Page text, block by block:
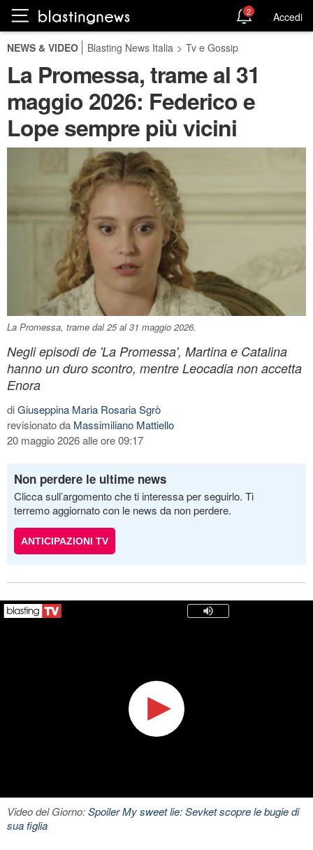
2 Accedi
NEWS & VIDEO Blasting News Italia > Tv e Gossip
La Promessa, trame al 31
maggio 2026: Federico e
Lope sempre più vicini
La Promessa, trame dal 25 al 31 maggio 2026.
Negli episodi de 'La Promessa', Martina e Catalina
hanno un duro scontro, mentre Leocadia non accetta
Enora
diGiuseppina Maria Rosaria Sgrò
revisionato da Massimiliano Mattiello
20 maggio 2026 alle ore 09:17
Non perdere le ultime news
Clicca sull’argomento che ti interessa per seguirlo. Ti
terremo aggiornato con le news da non perdere.
ANTICIPAZIONI TV
Video del Giorno:Spoiler My sweet lie: Sevket scopre le bugie di
sua figlia